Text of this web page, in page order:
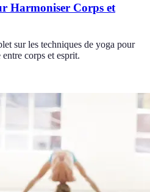
Harmoniser Corps et
sur les techniques de yoga pour
corps et esprit.